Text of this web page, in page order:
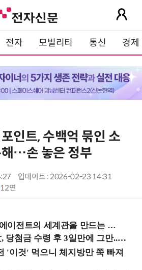
전자 모빌리티 통신 경제
인트, 수백억 묶인 소
해…손 놓은 정부
업데이트 : 2026-02-23 14:31
12면
관을 만드는 지식 설계자로.. (8/20 강남역)